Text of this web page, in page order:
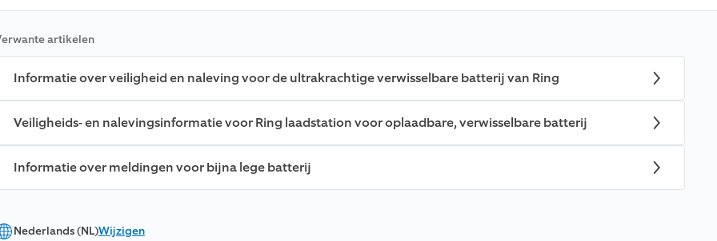
artikelen
Informatie over veiligheid en naleving voor de ultrakrachtige verwisselbare batterij van Ring
Veiligheids- en nalevingsinformatie voor Ring laadstation voor oplaadbare, verwisselbare batterij
Informatie over meldingen voor bijna lege batterij
Nederlands (NL)Wijzigen